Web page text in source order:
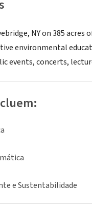
NY on 385
environmental
events, concerts,
e Sustentabilidade